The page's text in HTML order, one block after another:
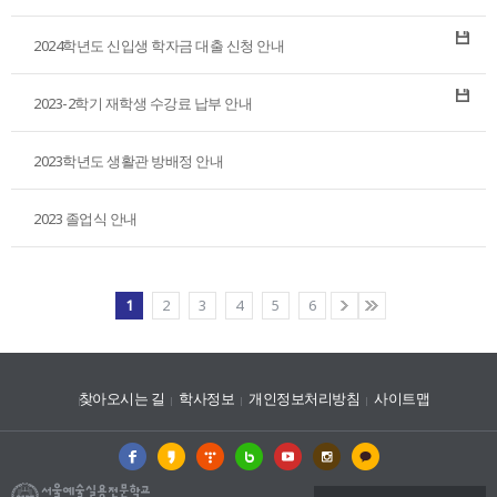
2024학년도 신입생 학자금 대출 신청 안내
2023-2학기 재학생 수강료 납부 안내
2023학년도 생활관 방배정 안내
2023 졸업식 안내
1 2 3 4 5 6
찾아오시는 길 학사정보 개인정보처리방침 사이트맵